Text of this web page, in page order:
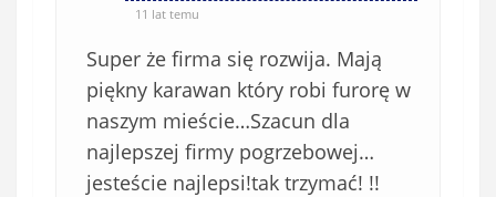
11 lat temu
Super że firma się rozwija. Mają
piękny karawan który robi furorę w
naszym mieście…Szacun dla
najlepszej firmy pogrzebowej…
jesteście najlepsi!tak trzymać! !!